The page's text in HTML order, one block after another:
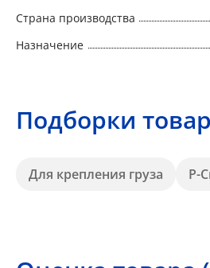
Страна производства
Назначение
Подборки
Для крепления груза Р-